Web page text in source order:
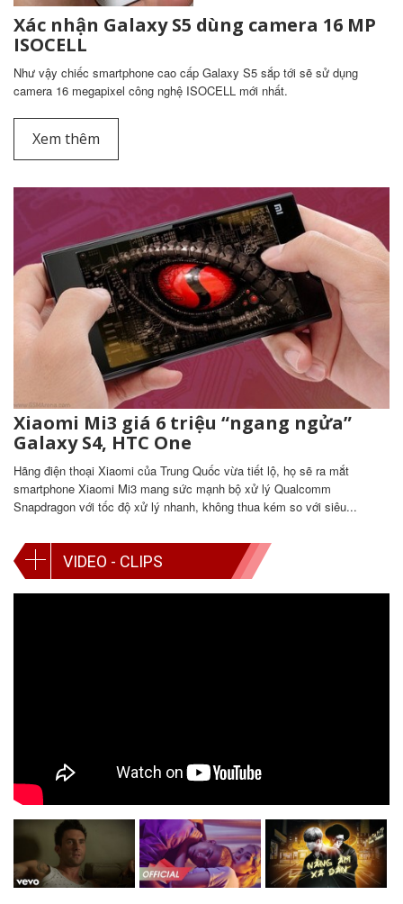
Xác nhận Galaxy S5 dùng camera 16 MP
ISOCELL
Như vậy chiếc smartphone cao cấp Galaxy S5 sắp tới sẽ sử dụng
camera 16 megapixel công nghệ ISOCELL mới nhất.
Xem thêm
Xiaomi Mi3 giá 6 triệu “ngang ngửa”
Galaxy S4, HTC One
Hãng điện thoại Xiaomi của Trung Quốc vừa tiết lộ, họ sẽ ra mắt
smartphone Xiaomi Mi3 mang sức mạnh bộ xử lý Qualcomm
Snapdragon với tốc độ xử lý nhanh, không thua kém so với siêu...
VIDEO - CLIPS